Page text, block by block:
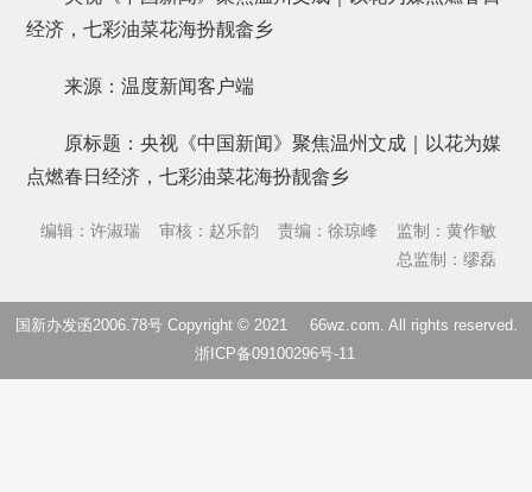
经济，七彩油菜花海扮靓畲乡
来源：温度新闻客户端
原标题：央视《中国新闻》聚焦温州文成｜以花为媒
点燃春日经济，七彩油菜花海扮靓畲乡
编辑：许淑瑞 审核：赵乐韵 责编：徐琼峰
监制：黄作敏
总监制：缪磊
国新办发函2006.78号 Copyright © 2021 66wz.com. All rights reserved.
浙ICP备09100296号-11